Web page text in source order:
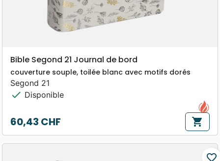
Bible Segond 21 Journal de bord
couverture souple, toilée blanc avec motifs dorés
Segond 21
check Disponible
Prix
60,43 CHF shopping_cart
favorite_border